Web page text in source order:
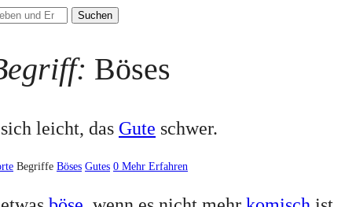
Böses
leicht, das Gute schwer.
Begriffe Böses Gutes 0 Mehr Erfahren